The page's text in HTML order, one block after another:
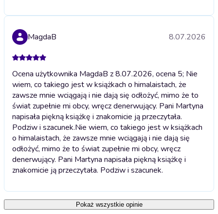
MagdaB 8.07.2026
Ocena użytkownika MagdaB z 8.07.2026, ocena 5; Nie
wiem, co takiego jest w książkach o himalaistach, że
zawsze mnie wciągają i nie dają się odłożyć, mimo że to
świat zupełnie mi obcy, wręcz denerwujący. Pani Martyna
napisała piękną książkę i znakomicie ją przeczytała.
Podziw i szacunek.Nie wiem, co takiego jest w książkach
o himalaistach, że zawsze mnie wciągają i nie dają się
odłożyć, mimo że to świat zupełnie mi obcy, wręcz
denerwujący. Pani Martyna napisała piękną książkę i
znakomicie ją przeczytała. Podziw i szacunek.
Pokaż wszystkie opinie